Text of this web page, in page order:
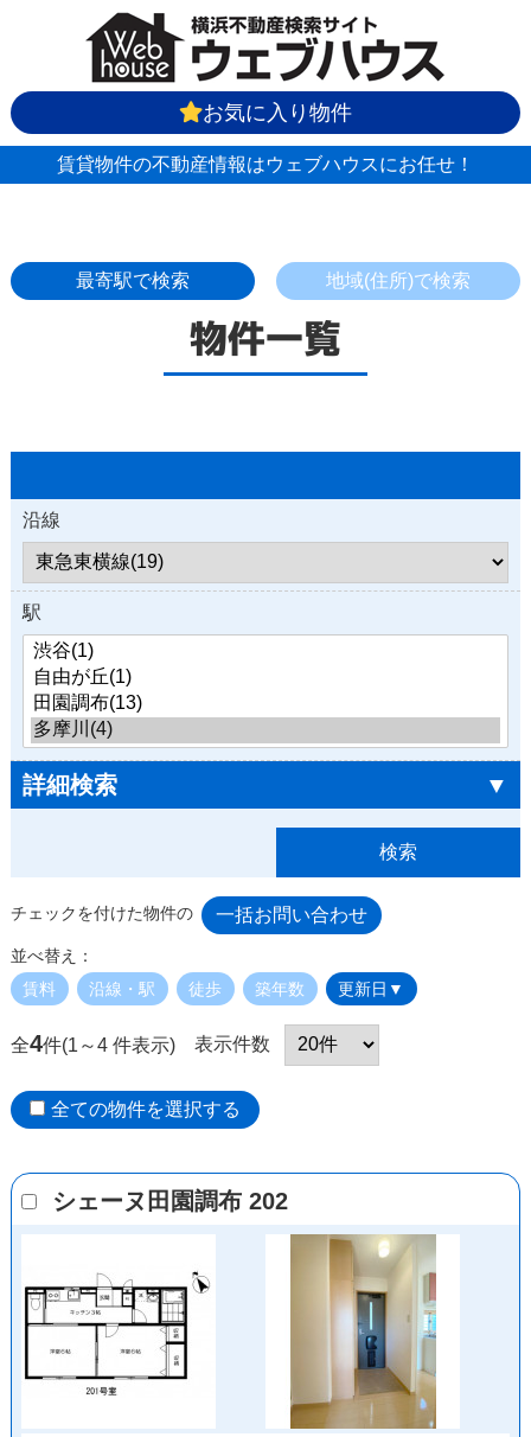
お気に入り物件
賃貸物件の不動産情報はウェブハウスにお任せ！
最寄駅で検索 地域(住所)で検索
物件一覧
沿線
駅
詳細検索 ▼
チェックを付けた物件の
並べ替え：
賃料
沿線・駅 徒歩 築年数 更新日▼
全4件(1～4 件表示) 表示件数
全ての物件を選択する
シェーヌ田園調布 202